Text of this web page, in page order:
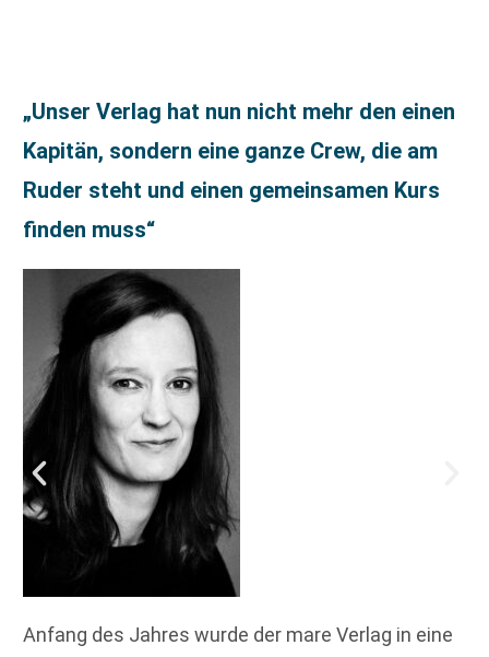
„Unser Verlag hat nun nicht mehr den einen
Kapitän, sondern eine ganze Crew, die am
Ruder steht und einen gemeinsamen Kurs
finden muss“
Anfang des Jahres wurde der mare Verlag in eine